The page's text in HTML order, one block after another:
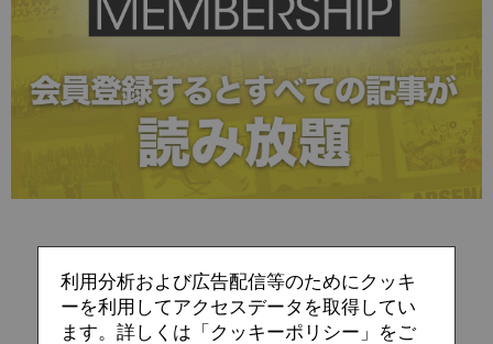
TAG
オリンピック・リヨン
利用分析および広告配信等のためにクッキ
ーを利用してアクセスデータを取得してい
ます。詳しくは「クッキーポリシー」をご